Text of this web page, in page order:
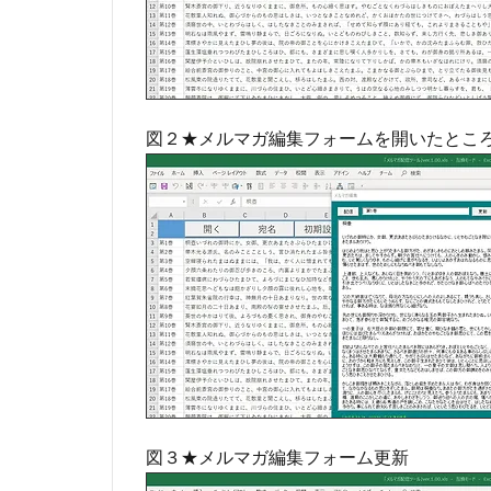
図２★メルマガ編集フォームを開いたとこ
図３★メルマガ編集フォーム更新